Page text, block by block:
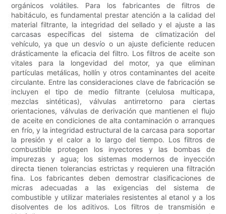
orgánicos volátiles. Para los fabricantes de filtros de
habitáculo, es fundamental prestar atención a la calidad del
material filtrante, la integridad del sellado y el ajuste a las
carcasas específicas del sistema de climatización del
vehículo, ya que un desvío o un ajuste deficiente reducen
drásticamente la eficacia del filtro. Los filtros de aceite son
vitales para la longevidad del motor, ya que eliminan
partículas metálicas, hollín y otros contaminantes del aceite
circulante. Entre las consideraciones clave de fabricación se
incluyen el tipo de medio filtrante (celulosa multicapa,
mezclas sintéticas), válvulas antirretorno para ciertas
orientaciones, válvulas de derivación que mantienen el flujo
de aceite en condiciones de alta contaminación o arranques
en frío, y la integridad estructural de la carcasa para soportar
la presión y el calor a lo largo del tiempo. Los filtros de
combustible protegen los inyectores y las bombas de
impurezas y agua; los sistemas modernos de inyección
directa tienen tolerancias estrictas y requieren una filtración
fina. Los fabricantes deben demostrar clasificaciones de
micras adecuadas a las exigencias del sistema de
combustible y utilizar materiales resistentes al etanol y a los
disolventes de los aditivos. Los filtros de transmisión e